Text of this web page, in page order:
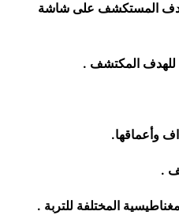
المستكشف على شاشة
وأعماقها.
.
المختلفة للتربة .